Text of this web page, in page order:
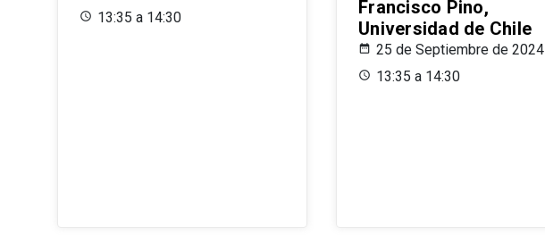
13:35 a 14:30
Francisco Pino,
Universidad de Chile
25 de Septiembre de 2024
13:35 a 14:30